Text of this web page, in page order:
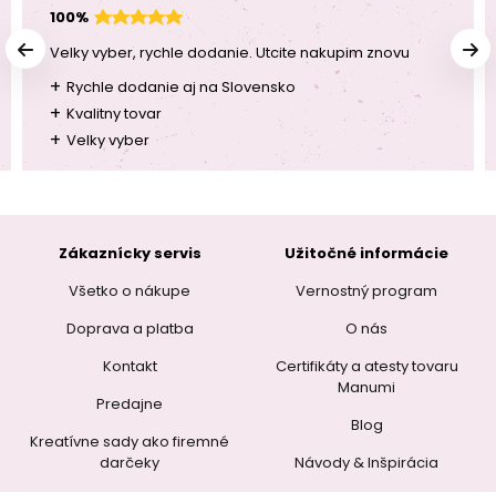
100%
Velky vyber, rychle dodanie. Utcite nakupim znovu
+ Rychle dodanie aj na Slovensko
+ Kvalitny tovar
+ Velky vyber
Zákaznícky servis
Všetko o nákupe
Doprava a platba
Kontakt
Predajne
Kreatívne sady ako firemné
darčeky
Užitočné informácie
Vernostný program
O nás
Certifikáty a atesty tovaru
Manumi
Blog
Návody & Inšpirácia